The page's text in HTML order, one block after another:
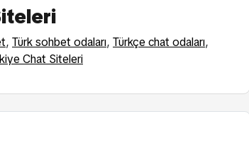
, Türk sohbet odaları, Türkçe chat odaları,
Chat Siteleri